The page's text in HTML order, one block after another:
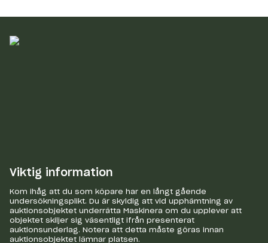
Viktig information
Kom ihåg att du som köpare har en långt gående
undersökningsplikt. Du är skyldig att vid upphämtning av
auktionsobjektet underrätta Maskinera om du upplever att
objektet skiljer sig väsentligt ifrån presenterat
auktionsunderlag. Notera att detta måste göras innan
auktionsobjektet lämnar platsen.